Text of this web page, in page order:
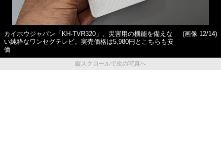
カイホウジャパン「KH-TVR320」。災害用の機能を備えな
い純粋なワンセグテレビ。実売価格は5,980円とこちらも安
価
(画像 12/14)
縦スクロールで次の写真へ